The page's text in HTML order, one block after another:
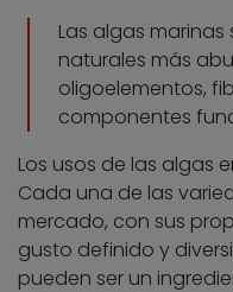
Las algas
naturales más
oligoelementos,
componentes
Los usos de las algas
Cada una de las
mercado, con sus
gusto definido y
pueden ser un